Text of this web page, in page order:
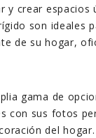
y crear espacios
son ideales
de su hogar,
gama de
con sus fotos
del